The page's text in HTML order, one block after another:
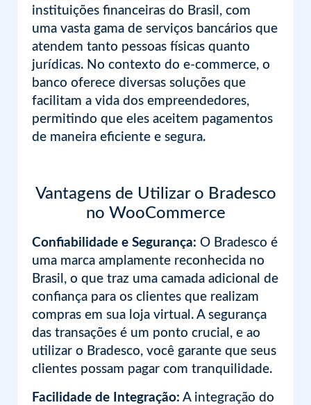
instituições financeiras do Brasil, com
uma vasta gama de serviços bancários que
atendem tanto pessoas físicas quanto
jurídicas. No contexto do e-commerce, o
banco oferece diversas soluções que
facilitam a vida dos empreendedores,
permitindo que eles aceitem pagamentos
de maneira eficiente e segura.
Vantagens de Utilizar o Bradesco
no WooCommerce
Confiabilidade e Segurança: O Bradesco é
uma marca amplamente reconhecida no
Brasil, o que traz uma camada adicional de
confiança para os clientes que realizam
compras em sua loja virtual. A segurança
das transações é um ponto crucial, e ao
utilizar o Bradesco, você garante que seus
clientes possam pagar com tranquilidade.
Facilidade de Integração: A integração do